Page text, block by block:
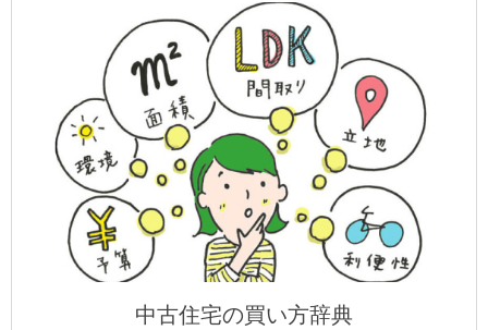
中古住宅の買い方辞典